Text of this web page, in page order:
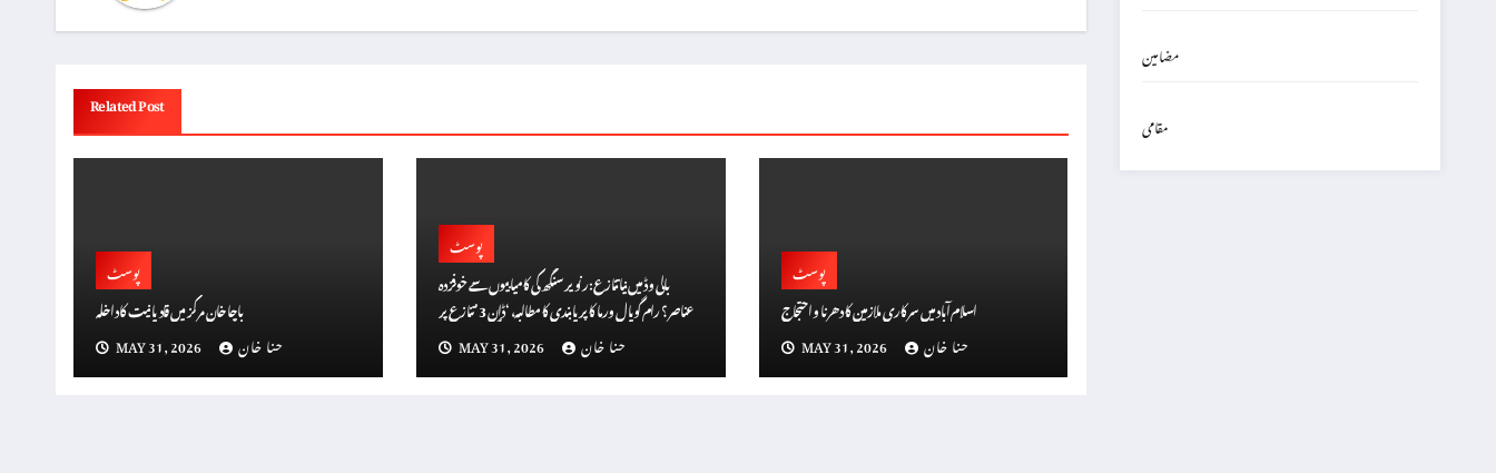
Related Post
پوسٹ
باچا خان مرکز میں قادیانیت کا داخلہ
MAY 31, 2026
حنا خان
پوسٹ
بالی وڈ میں نیا تنازع: رنویر سنگھ کی کامیابیوں سے خوفزدہ
عناصر؟ رام گوپال ورما کا پر پابندی کا مطالبہ، ‘ڈان 3’ تنازع پر
سنگین الزامات
MAY 31, 2026 حنا خان
پوسٹ
اسلام آباد میں سرکاری ملازمین کا دھرنا و احتجاج
MAY 31, 2026
حنا خان
مضامین
مقامی